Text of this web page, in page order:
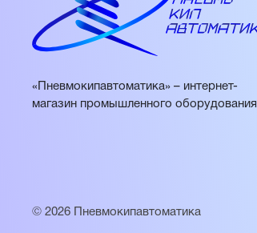
«Пневмокипавтоматика» – интернет-
магазин промышленного оборудования
© 2026 Пневмокипавтоматика